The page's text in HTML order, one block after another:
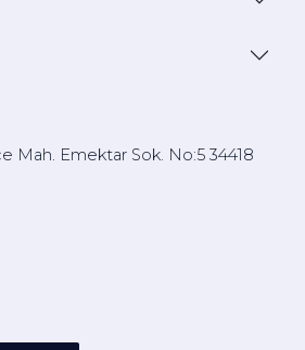
Mah. Emektar Sok. No:5 34418